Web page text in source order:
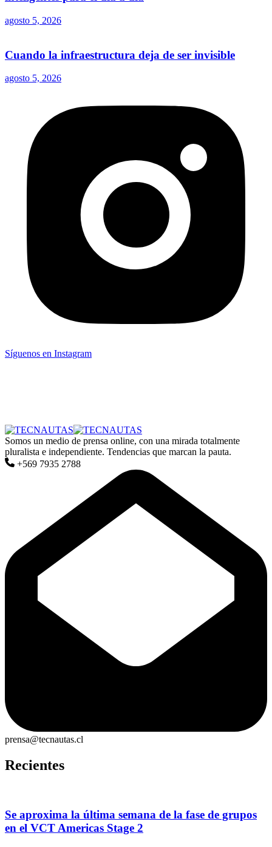
agosto 5, 2026
Cuando la infraestructura deja de ser invisible
agosto 5, 2026
Síguenos en Instagram
Somos un medio de prensa online, con una mirada totalmente
pluralista e independiente. Tendencias que marcan la pauta.
+569 7935 2788
prensa@tecnautas.cl
Recientes
Se aproxima la última semana de la fase de grupos
en el VCT Americas Stage 2